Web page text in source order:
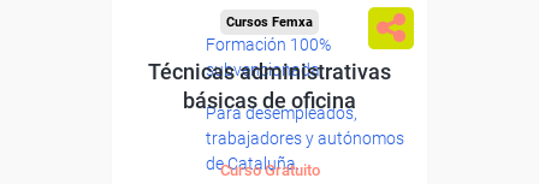
Formación 100%
subvencionada.
Para desempleados,
trabajadores y autónomos
de Cataluña.
Cursos Femxa
Técnicas administrativas
básicas de oficina
Curso Gratuito